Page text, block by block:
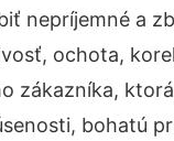
nepríjemné a
ochota,
zákazníka,
bohatú